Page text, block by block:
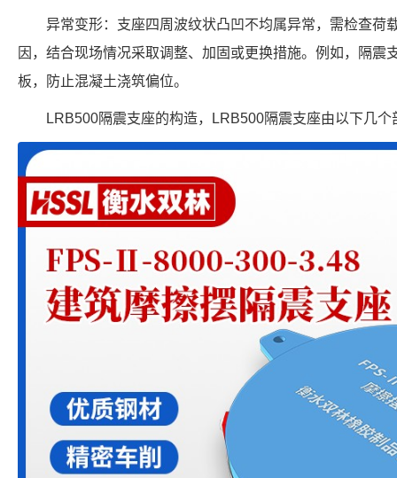
异常变形：支座四周波纹状凸凹不均属异常，需检查荷
因，结合现场情况采取调整、加固或更换措施。例如，隔震
板，防止混凝土浇筑偏位。
LRB500隔震支座的构造，LRB500隔震支座由以下几个